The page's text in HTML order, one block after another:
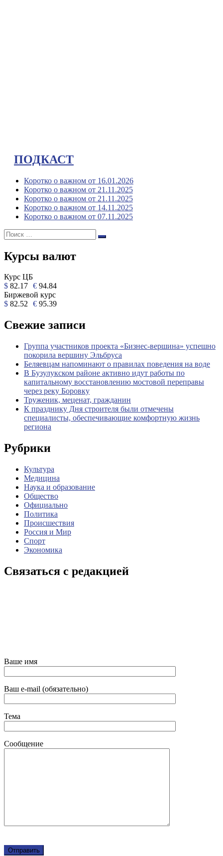
ПОДКАСТ
Коротко о важном от 16.01.2026
Коротко о важном от 21.11.2025
Коротко о важном от 21.11.2025
Коротко о важном от 14.11.2025
Коротко о важном от 07.11.2025
Поиск:
Поиск
Курсы валют
Курс ЦБ
$ 82.17 € 94.84
Биржевой курс
$ 82.52 € 95.39
Свежие записи
Группа участников проекта «Бизнес‑вершина» успешно
покорила вершину Эльбруса
Беляевцам напоминают о правилах поведения на воде
В Бузулукском районе активно идут работы по
капитальному восстановлению мостовой переправы
через реку Боровку
Труженик, меценат, гражданин
К празднику Дня строителя были отмечены
специалисты, обеспечивающие комфортную жизнь
региона
Рубрики
Культура
Медицина
Наука и образование
Общество
Официально
Политика
Происшествия
Россия и Мир
Спорт
Экономика
Связаться с редакцией
Ваше имя
Ваш e-mail (обязательно)
Тема
Сообщение